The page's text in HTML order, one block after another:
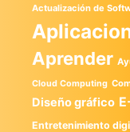
Actualización de
Aprender
Cloud Computing
Diseño gráfico
Entretenimiento